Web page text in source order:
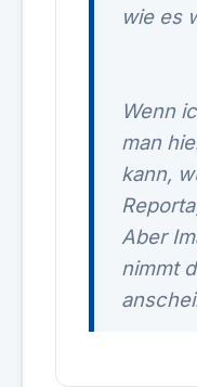
wie es
Wenn
man
kann,
Aber
nimmt